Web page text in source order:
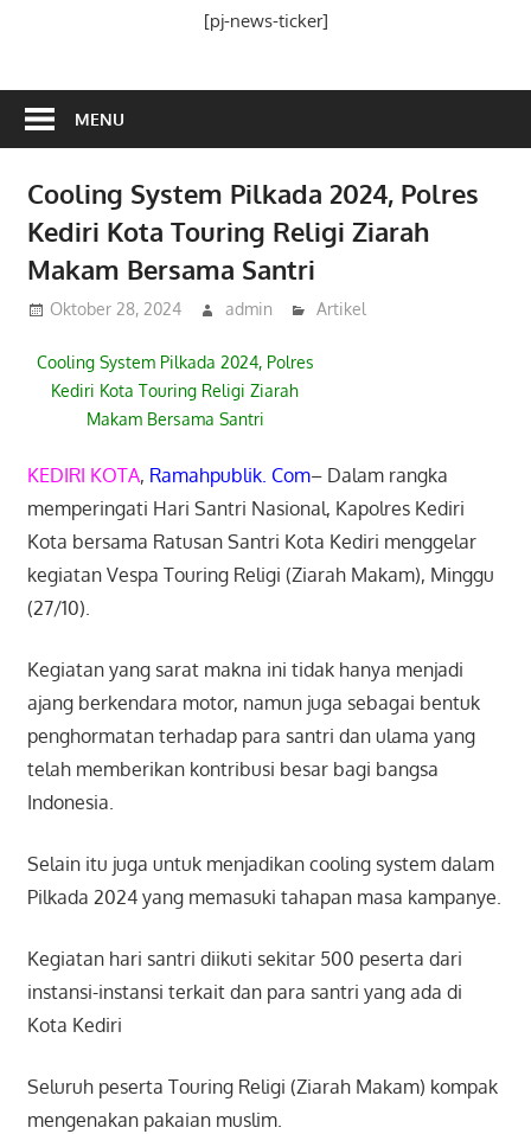
[pj-news-ticker]
MENU
Cooling System Pilkada 2024, Polres
Kediri Kota Touring Religi Ziarah
Makam Bersama Santri
Oktober 28, 2024 admin Artikel
Cooling System Pilkada 2024, Polres
Kediri Kota Touring Religi Ziarah
Makam Bersama Santri
KEDIRI KOTA, Ramahpublik. Com– Dalam rangka
memperingati Hari Santri Nasional, Kapolres Kediri
Kota bersama Ratusan Santri Kota Kediri menggelar
kegiatan Vespa Touring Religi (Ziarah Makam), Minggu
(27/10).
Kegiatan yang sarat makna ini tidak hanya menjadi
ajang berkendara motor, namun juga sebagai bentuk
penghormatan terhadap para santri dan ulama yang
telah memberikan kontribusi besar bagi bangsa
Indonesia.
Selain itu juga untuk menjadikan cooling system dalam
Pilkada 2024 yang memasuki tahapan masa kampanye.
Kegiatan hari santri diikuti sekitar 500 peserta dari
instansi-instansi terkait dan para santri yang ada di
Kota Kediri
Seluruh peserta Touring Religi (Ziarah Makam) kompak
mengenakan pakaian muslim.